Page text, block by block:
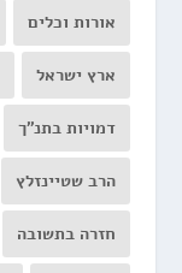
אורות וכלים
ארץ ישראל
דמויות בתנ"ך
הרב שטיינזלץ
חזרה בתשובה